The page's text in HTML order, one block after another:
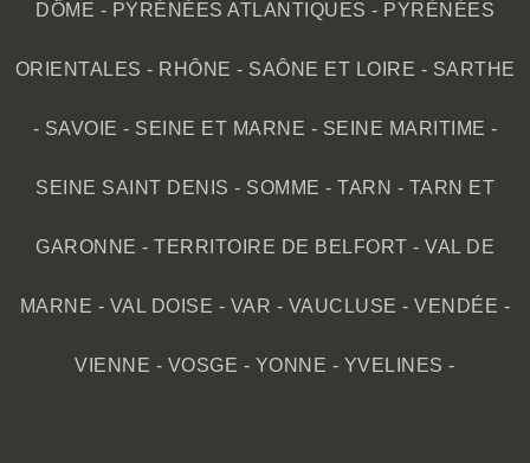
DÔME - PYRÉNÉES ATLANTIQUES - PYRÉNÉES
ORIENTALES - RHÔNE - SAÔNE ET LOIRE - SARTHE
- SAVOIE - SEINE ET MARNE - SEINE MARITIME -
SEINE SAINT DENIS - SOMME - TARN - TARN ET
GARONNE - TERRITOIRE DE BELFORT - VAL DE
MARNE - VAL DOISE - VAR - VAUCLUSE -VENDÉE -
VIENNE - VOSGE - YONNE - YVELINES -